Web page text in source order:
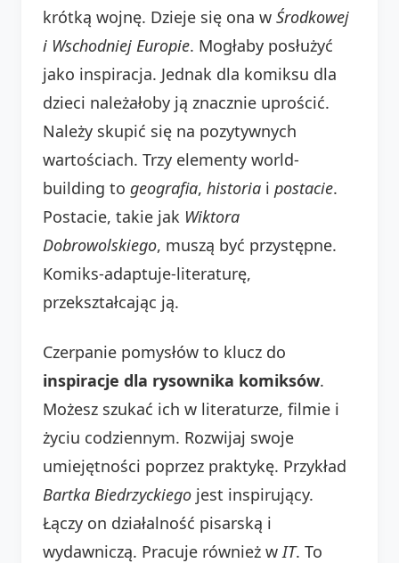
krótką wojnę. Dzieje się ona w Środkowej
i Wschodniej Europie. Mogłaby posłużyć
jako inspiracja. Jednak dla komiksu dla
dzieci należałoby ją znacznie uprościć.
Należy skupić się na pozytywnych
wartościach. Trzy elementy world-
building to geografia, historia i postacie.
Postacie, takie jak Wiktora
Dobrowolskiego, muszą być przystępne.
Komiks-adaptuje-literaturę,
przekształcając ją.
Czerpanie pomysłów to klucz do
inspiracje dla rysownika komiksów.
Możesz szukać ich w literaturze, filmie i
życiu codziennym. Rozwijaj swoje
umiejętności poprzez praktykę. Przykład
Bartka Biedrzyckiego jest inspirujący.
Łączy on działalność pisarską i
wydawniczą. Pracuje również w IT. To